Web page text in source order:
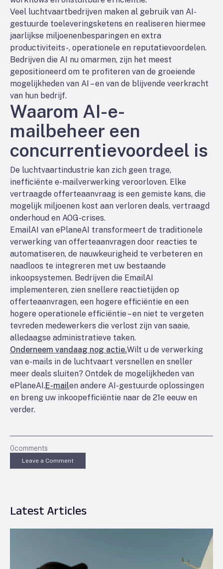
Veel luchtvaartbedrijven maken al gebruik van AI-
gestuurde toeleveringsketens en realiseren hiermee
jaarlijkse miljoenenbesparingen en extra
productiviteits-, operationele en reputatievoordelen.
Bedrijven die AI nu omarmen, zijn het meest
gepositioneerd om te profiteren van de groeiende
mogelijkheden van AI – en van de blijvende veerkracht
van hun bedrijf.
Waarom AI-e-
mailbeheer een
concurrentievoordeel is
De luchtvaartindustrie kan zich geen trage,
inefficiënte e-mailverwerking veroorloven. Elke
vertraagde offerteaanvraag is een gemiste kans, die
mogelijk miljoenen kost aan verloren deals, vertraagd
onderhoud en AOG-crises.
EmailAI van ePlaneAI transformeert de traditionele
verwerking van offerteaanvragen door reacties te
automatiseren, de nauwkeurigheid te verbeteren en
naadloos te integreren met uw bestaande
inkoopsystemen. Bedrijven die EmailAI
implementeren, zien snellere reactietijden op
offerteaanvragen, een hogere efficiëntie en een
hogere operationele efficiëntie – en niet te vergeten
tevreden medewerkers die verlost zijn van saaie,
alledaagse administratieve taken.
Onderneem vandaag nog actie.Wilt u de verwerking
van e-mails in de luchtvaart versnellen en sneller
meer deals sluiten? Ontdek de mogelijkheden van
ePlaneAI.E-mailen andere AI-gestuurde oplossingen
en breng uw inkoopefficiëntie naar de 21e eeuw en
verder.
0comments
Leave a Comment
Latest Articles